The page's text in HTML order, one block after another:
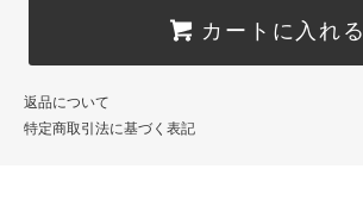
カートに入れる
返品について
特定商取引法に基づく表記